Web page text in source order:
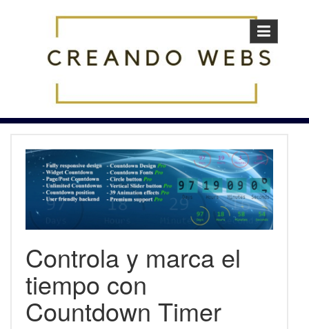
Controla y marca el
tiempo con
Countdown Timer